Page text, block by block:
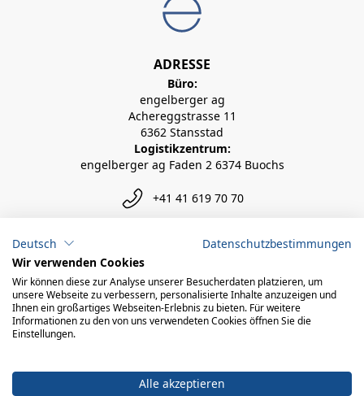
ADRESSE
Büro:
engelberger ag
Achereggstrasse 11
6362 Stansstad
Logistikzentrum:
engelberger ag Faden 2 6374 Buochs
+41 41 619 70 70
info@engelberger.ch
Deutsch
Datenschutzbestimmungen
Wir verwenden Cookies
Wir können diese zur Analyse unserer Besucherdaten platzieren, um
unsere Webseite zu verbessern, personalisierte Inhalte anzuzeigen und
Ihnen ein großartiges Webseiten-Erlebnis zu bieten. Für weitere
Informationen zu den von uns verwendeten Cookies öffnen Sie die
Einstellungen.
Alle akzeptieren